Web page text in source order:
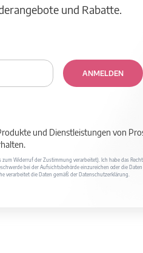
und Rabatte.
ANMELDEN
und Dienstleistungen von
Widerruf der Zustimmung verarbeitet). Ich habe das
bei der Aufsichtsbehörde einzureichen oder die
verarbeitet die Daten gemäß der Datenschutzerklärung.